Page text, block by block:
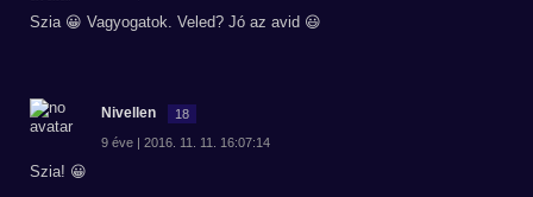
Szia 😀 Vagyogatok. Veled? Jó az avid 😃
Nivellen 18
9 éve | 2016. 11. 11. 16:07:14
Szia! 😀